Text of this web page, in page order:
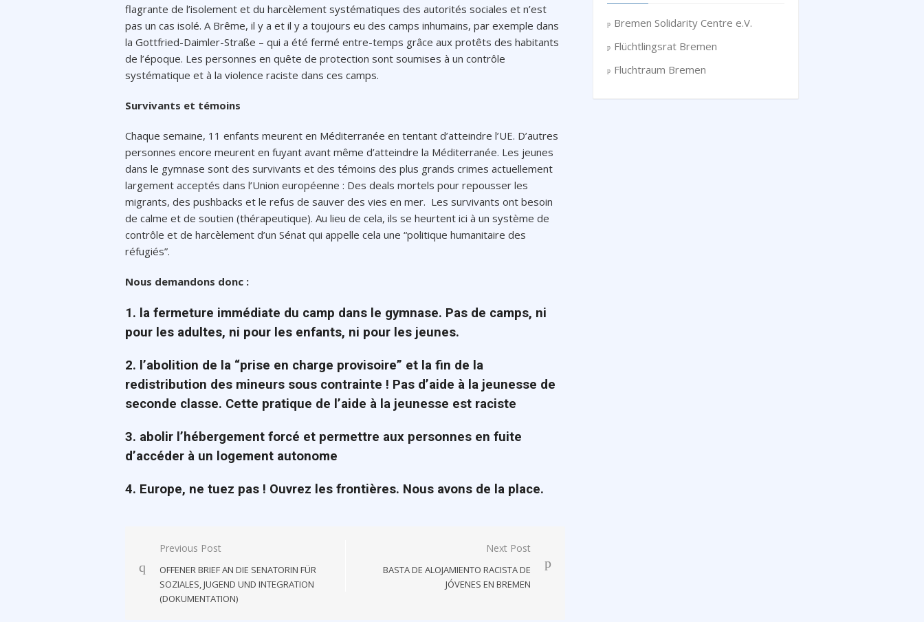
flagrante de l’isolement et du harcèlement systématiques des autorités sociales et n’est
pas un cas isolé. A Brême, il y a et il y a toujours eu des camps inhumains, par exemple dans
la Gottfried-Daimler-Straße – qui a été fermé entre-temps grâce aux protêts des habitants
de l’époque. Les personnes en quête de protection sont soumises à un contrôle
systématique et à la violence raciste dans ces camps.
Survivants et témoins
Chaque semaine, 11 enfants meurent en Méditerranée en tentant d’atteindre l’UE. D’autres
personnes encore meurent en fuyant avant même d’atteindre la Méditerranée. Les jeunes
dans le gymnase sont des survivants et des témoins des plus grands crimes actuellement
largement acceptés dans l’Union européenne : Des deals mortels pour repousser les
migrants, des pushbacks et le refus de sauver des vies en mer. Les survivants ont besoin
de calme et de soutien (thérapeutique). Au lieu de cela, ils se heurtent ici à un système de
contrôle et de harcèlement d’un Sénat qui appelle cela une “politique humanitaire des
réfugiés”.
Nous demandons donc :
1. la fermeture immédiate du camp dans le gymnase. Pas de camps, ni
pour les adultes, ni pour les enfants, ni pour les jeunes.
2. l’abolition de la “prise en charge provisoire” et la fin de la
redistribution des mineurs sous contrainte ! Pas d’aide à la jeunesse de
seconde classe. Cette pratique de l’aide à la jeunesse est raciste
3. abolir l’hébergement forcé et permettre aux personnes en fuite
d’accéder à un logement autonome
4. Europe, ne tuez pas ! Ouvrez les frontières. Nous avons de la place.
Post
navigation
Previous Post
OFFENER BRIEF AN DIE SENATORIN FÜR
SOZIALES, JUGEND UND INTEGRATION
(DOKUMENTATION)
Next Post
BASTA DE ALOJAMIENTO RACISTA DE
JÓVENES EN BREMEN
Bremen Solidarity Centre e.V.
Flüchtlingsrat Bremen
Fluchtraum Bremen